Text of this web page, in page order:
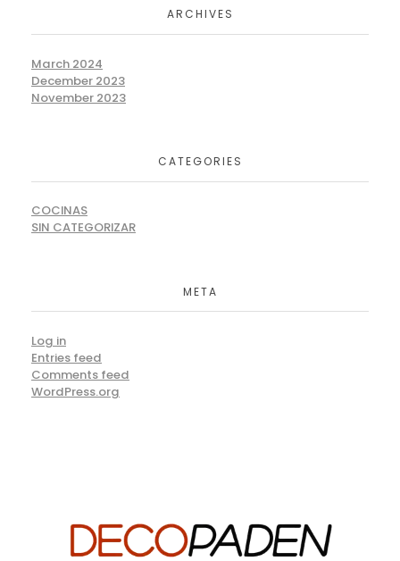
ARCHIVES
March 2024
December 2023
November 2023
CATEGORIES
COCINAS
SIN CATEGORIZAR
META
Log in
Entries feed
Comments feed
WordPress.org